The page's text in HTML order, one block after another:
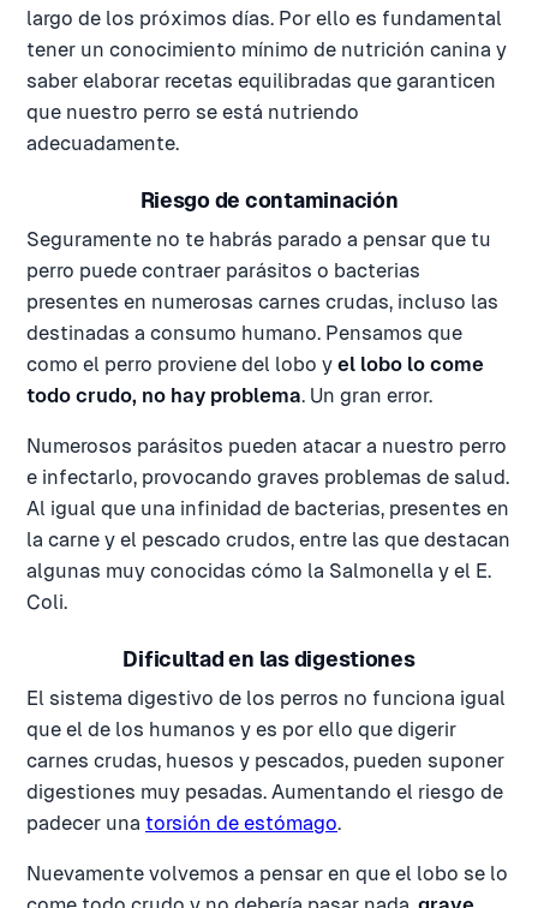
largo de los próximos días. Por ello es fundamental
tener un conocimiento mínimo de nutrición canina y
saber elaborar recetas equilibradas que garanticen
que nuestro perro se está nutriendo
adecuadamente.
Riesgo de contaminación
Seguramente no te habrás parado a pensar que tu
perro puede contraer parásitos o bacterias
presentes en numerosas carnes crudas, incluso las
destinadas a consumo humano. Pensamos que
como el perro proviene del lobo y el lobo lo come
todo crudo, no hay problema. Un gran error.
Numerosos parásitos pueden atacar a nuestro perro
e infectarlo, provocando graves problemas de salud.
Al igual que una infinidad de bacterias, presentes en
la carne y el pescado crudos, entre las que destacan
algunas muy conocidas cómo la Salmonella y el E.
Coli.
Dificultad en las digestiones
El sistema digestivo de los perros no funciona igual
que el de los humanos y es por ello que digerir
carnes crudas, huesos y pescados, pueden suponer
digestiones muy pesadas. Aumentando el riesgo de
padecer una torsión de estómago.
Nuevamente volvemos a pensar en que el lobo se lo